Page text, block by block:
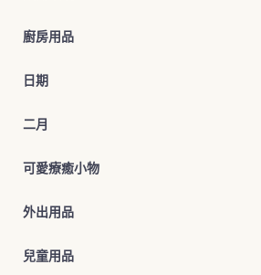
廚房用品
日期
二月
可愛療癒小物
外出用品
兒童用品